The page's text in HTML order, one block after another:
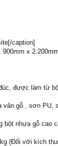
caption]
x 2.200mm
được làm từ
vân gỗ , sơn PU,
bột nhựa gỗ cao
(Đối với kích